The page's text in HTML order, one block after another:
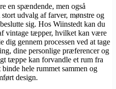
en spændende, men også
udvalg af farver, mønstre og
sig. Hos Wiinstedt kan du
vintage tæpper, hvilket kan være
gennem processen ved at tage
dine personlige præferencer og
tæppe kan forvandle et rum fra
hele rummet sammen og
design.